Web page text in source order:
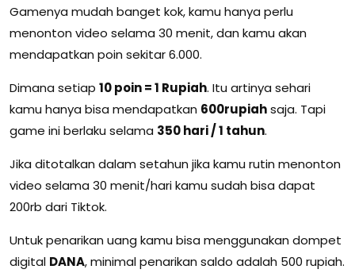
Gamenya mudah banget kok, kamu hanya perlu
menonton video selama 30 menit, dan kamu akan
mendapatkan poin sekitar 6.000.
Dimana setiap 10 poin = 1 Rupiah. Itu artinya sehari
kamu hanya bisa mendapatkan 600rupiahsaja. Tapi
game ini berlaku selama 350 hari / 1 tahun.
Jika ditotalkan dalam setahun jika kamu rutin menonton
video selama 30 menit/hari kamu sudah bisa dapat
200rb dari Tiktok.
Untuk penarikan uang kamu bisa menggunakan dompet
digital DANA, minimal penarikan saldo adalah 500 rupiah.